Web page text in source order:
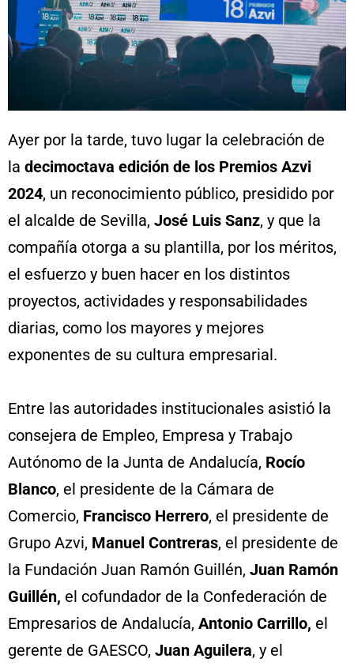
Ayer por la tarde, tuvo lugar la celebración de
la decimoctava edición de los Premios Azvi
2024, un reconocimiento público, presidido por
el alcalde de Sevilla, José Luis Sanz, y que la
compañía otorga a su plantilla, por los méritos,
el esfuerzo y buen hacer en los distintos
proyectos, actividades y responsabilidades
diarias, como los mayores y mejores
exponentes de su cultura empresarial.
Entre las autoridades institucionales asistió la
consejera de Empleo, Empresa y Trabajo
Autónomo de la Junta de Andalucía, Rocío
Blanco, el presidente de la Cámara de
Comercio, Francisco Herrero, el presidente de
Grupo Azvi, Manuel Contreras, el presidente de
la Fundación Juan Ramón Guillén, Juan Ramón
Guillén, el cofundador de la Confederación de
Empresarios de Andalucía, Antonio Carrillo, el
gerente de GAESCO, Juan Aguilera, y el